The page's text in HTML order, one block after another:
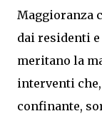
Maggioranza
dai residenti
meritano la
interventi
confinante,